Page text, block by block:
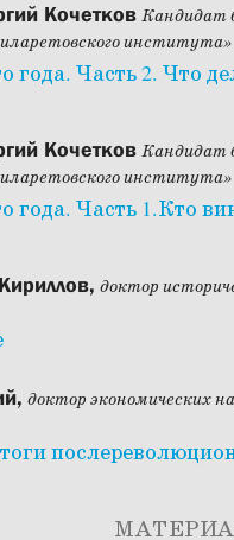
Кочетков Кандидат
института»
года. Часть 2. Что
Кочетков Кандидат
института»
года. Часть 1.Кто
доктор
доктор экономических